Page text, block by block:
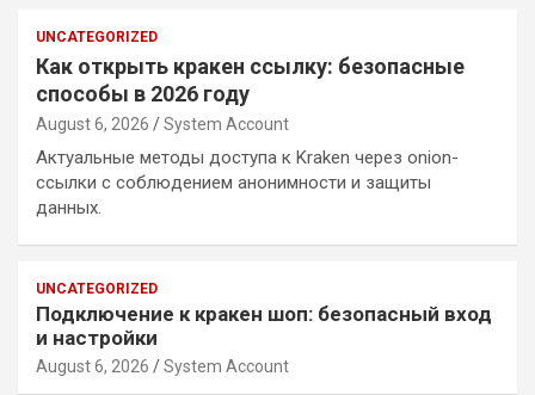
UNCATEGORIZED
Как открыть кракен ссылку: безопасные
способы в 2026 году
August 6, 2026 System Account
Актуальные методы доступа к Kraken через onion-
ссылки с соблюдением анонимности и защиты
данных.
UNCATEGORIZED
Подключение к кракен шоп: безопасный вход
и настройки
August 6, 2026 System Account